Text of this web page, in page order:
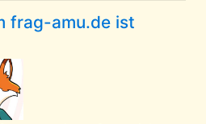
frag-amu.de ist